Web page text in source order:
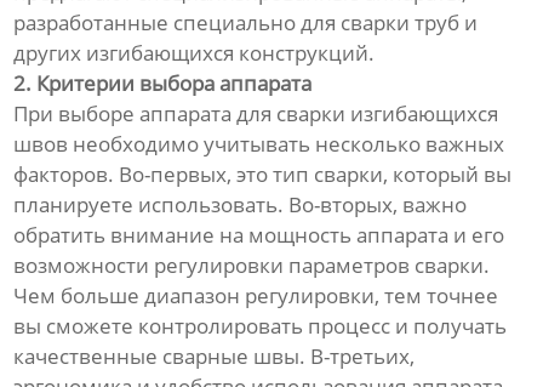
разработанные специально для сварки труб и
других изгибающихся конструкций.
2. Критерии выбора аппарата
При выборе аппарата для сварки изгибающихся
швов необходимо учитывать несколько важных
факторов. Во-первых, это тип сварки, который вы
планируете использовать. Во-вторых, важно
обратить внимание на мощность аппарата и его
возможности регулировки параметров сварки.
Чем больше диапазон регулировки, тем точнее
вы сможете контролировать процесс и получать
качественные сварные швы. В-третьих,